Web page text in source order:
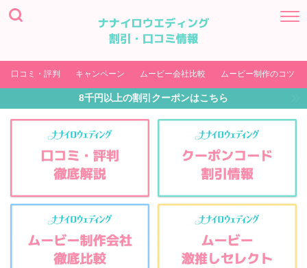
口コミ・評判 キャンペーン ムービー会社比較 ムービー制作のコツ
8千円以上の割引クーポンはこちら